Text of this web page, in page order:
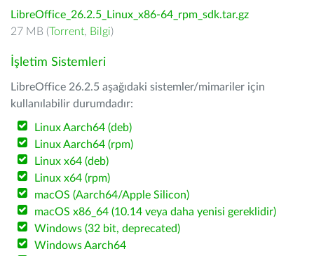
LibreOffice_26.2.5_Linux_x86-64_rpm_sdk.tar.gz
27 MB (Torrent, Bilgi)
İşletim Sistemleri
LibreOffice 26.2.5 aşağıdaki sistemler/mimariler için
kullanılabilir durumdadır:
Linux Aarch64 (deb)
Linux Aarch64 (rpm)
Linux x64 (deb)
Linux x64 (rpm)
macOS (Aarch64/Apple Silicon)
macOS x86_64 (10.14 veya daha yenisi gereklidir)
Windows (32 bit, deprecated)
Windows Aarch64